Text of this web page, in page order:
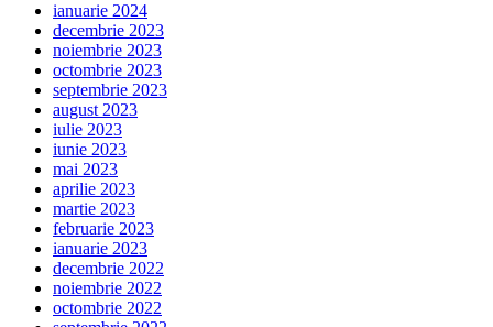
ianuarie 2024
decembrie 2023
noiembrie 2023
octombrie 2023
septembrie 2023
august 2023
iulie 2023
iunie 2023
mai 2023
aprilie 2023
martie 2023
februarie 2023
ianuarie 2023
decembrie 2022
noiembrie 2022
octombrie 2022